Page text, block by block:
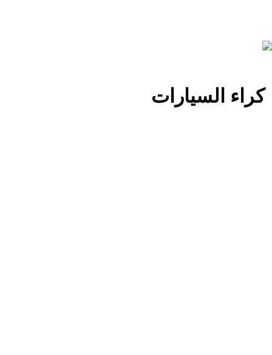
كراء السيارات